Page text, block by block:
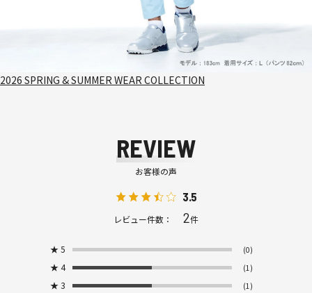
2026 SPRING & SUMMER WEAR COLLECTION
REVIEW
お客様の声
3.5
レビュー件数： 2件
★ 5 (0)
★ 4 (1)
★ 3 (1)